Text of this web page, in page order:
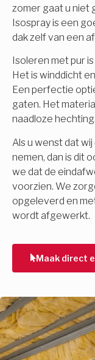
zomer gaat u niet
Isospray is een
dak zelf van een
Isoleren met pur
Het is winddicht
Een perfectie
gaten. Het
naadloze hechting.
Als u wenst dat
nemen, dan is dit
we dat de
voorzien. We
opgeleverd en
wordt afgewerkt.
Maak direct